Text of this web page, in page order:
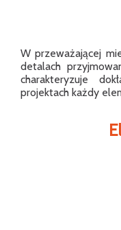
W przeważającej
detalach
charakteryzuje
projektach każdy